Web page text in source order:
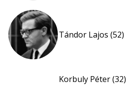
Tándor Lajos (52)
Korbuly Péter (32)